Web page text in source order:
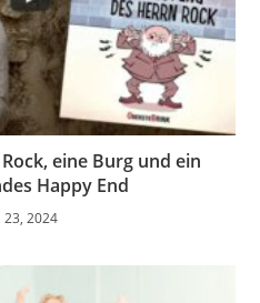
eine Burg und ein
Happy End
23, 2024